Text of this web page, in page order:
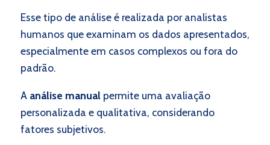
Esse tipo de análise é realizada por analistas
humanos que examinam os dados apresentados,
especialmente em casos complexos ou fora do
padrão.
A análise manual permite uma avaliação
personalizada e qualitativa, considerando
fatores subjetivos.